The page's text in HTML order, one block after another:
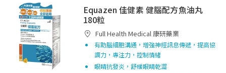
Equazen 佳健素 健腦配方魚油丸
180粒
Full Health Medical 康研藥業
有助腦細胞溝通，增強神經訊息傳遞，提高協
調力，專注力，控制情緒
眼睛抗發炎，舒緩眼睛乾澀